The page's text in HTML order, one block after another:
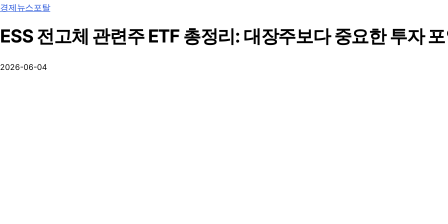
경제뉴스포탈
ESS 전고체 관련주 ETF 총정리: 대장주보다 중요한 투자
2026-06-04